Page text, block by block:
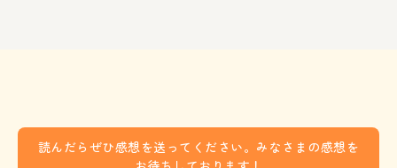
読んだらぜひ感想を送ってください。みなさまの感想を